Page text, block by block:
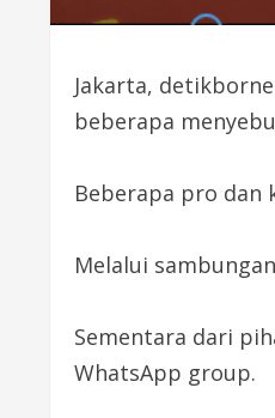
Jakarta,
beberapa
Beberapa pro dan
Melalui
Sementara dari
WhatsApp group.